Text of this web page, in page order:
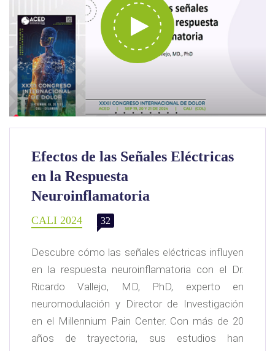
Efectos de las Señales Eléctricas
en la Respuesta
Neuroinflamatoria
CALI 2024 32
Descubre cómo las señales eléctricas influyen
en la respuesta neuroinflamatoria con el Dr.
Ricardo Vallejo, MD, PhD, experto en
neuromodulación y Director de Investigación
en el Millennium Pain Center. Con más de 20
años de trayectoria, sus estudios han